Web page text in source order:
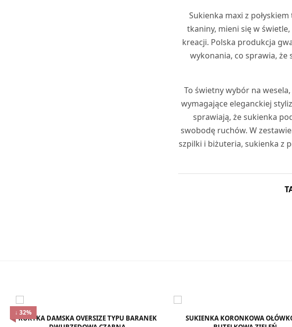
Sukienka maxi z
tkaniny, mieni się w
kreacji. Polska produkcja
wykonania, co sprawia,
To świetny wybór na
wymagające eleganckiej
sprawiają, że sukienka
swobodę ruchów. W
szpilki i biżuteria, sukienka z
↓ 32%
KURTKA DAMSKA OVERSIZE TYPU BARANEK
SUKIENKA KORONKOWA